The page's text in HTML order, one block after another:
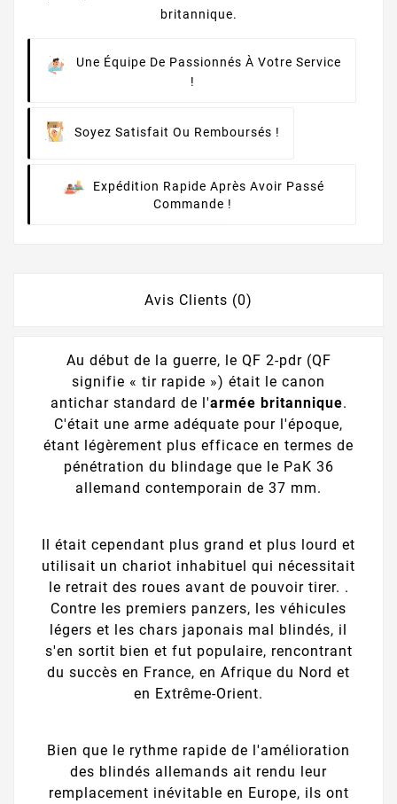
britannique.
Une Équipe De Passionnés À Votre Service
!
Soyez Satisfait Ou Remboursés !
Expédition Rapide Après Avoir Passé
Commande !
Avis Clients (0)
Au début de la guerre, le QF 2-pdr (QF
signifie « tir rapide ») était le canon
antichar standard de l'armée britannique.
C'était une arme adéquate pour l'époque,
étant légèrement plus efficace en termes de
pénétration du blindage que le PaK 36
allemand contemporain de 37 mm.
Il était cependant plus grand et plus lourd et
utilisait un chariot inhabituel qui nécessitait
le retrait des roues avant de pouvoir tirer. .
Contre les premiers panzers, les véhicules
légers et les chars japonais mal blindés, il
s'en sortit bien et fut populaire, rencontrant
du succès en France, en Afrique du Nord et
en Extrême-Orient.
Bien que le rythme rapide de l'amélioration
des blindés allemands ait rendu leur
remplacement inévitable en Europe, ils ont